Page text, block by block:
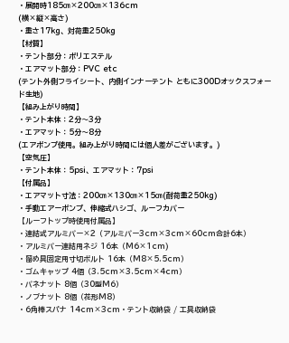
・展開時185㎝×200㎝×136cm
(横×縦×高さ)
・重さ17kg、対荷重250kg​​
【材質】
・テント部分：ポリエステル
・エアマット部分：PVC etc
(テント外側フライシート、内側インナーテント ともに300Dオックスフォー
ド生地)​​
【組み上がり時間】
・テント本体：2分〜3分
・エアマット：5分〜8分
(エアポンプ使用。組み上がり時間には個人差がございます。)​
【空気圧】
・テント本体：5psi、エアマット：7psi
【付属品】
・エアマット寸法：200㎝×130㎝×15㎝(耐荷重250kg)
・手動エアーポンプ、伸縮式ハシゴ、ルーフカバー
【ルーフトップ時使用付属品】
・連結式アルミバー×2（アルミバー3cm×3cm×60cm合計6本）
・アルミバー連結用ネジ 16本（M6×1cm)
・留め具固定用寸切ボルト 16本（M8×5.5cm）
・ゴムキャップ 4個（3.5cm×3.5cm×4cm）
・バネナット 8個（30型M6）
・ノブナット 8個（花形M8）
・6角棒スパナ 14cm×3cm・テント収納袋 / 工具収納袋